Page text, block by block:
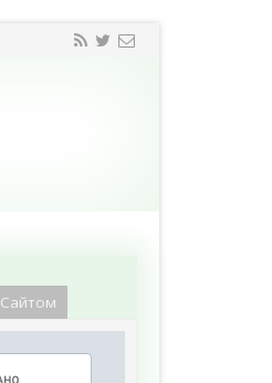
Сайтом